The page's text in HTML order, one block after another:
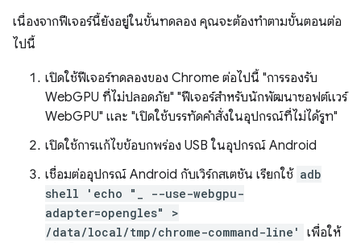
เนื่องจากฟีเจอร์นี้ยังอยู่ในขั้นทดลอง คุณจะต้องทำตามขั้นตอนต่อ
ไปนี้
เปิดใช้ฟีเจอร์ทดลองของ Chrome ต่อไปนี้ "การรองรับ
WebGPU ที่ไม่ปลอดภัย" "ฟีเจอร์สำหรับนักพัฒนาซอฟต์แวร์
WebGPU" และ "เปิดใช้บรรทัดคำสั่งในอุปกรณ์ที่ไม่ได้รูท"
เปิดใช้การแก้ไขข้อบกพร่อง USB ในอุปกรณ์ Android
เชื่อมต่ออุปกรณ์ Android กับเวิร์กสเตชัน เรียกใช้ adb
shell 'echo "_ --use-webgpu-
adapter=opengles" >
/data/local/tmp/chrome-command-line'
เพื่อให้